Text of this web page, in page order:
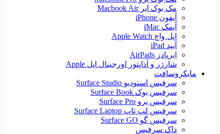
مک بوک ایر Macbook Air
آیفون iPhone
آیمک iMac
اپل واچ Apple Watch
آیپد iPad
ایرپادز AirPads
شارژر و آداپتور اورجینال اپل Apple
مایکروسافت
سرفیس استودیو Surface Studio
سرفیس بوک Surface Book
سرفیس پرو Surface Pro
سرفیس لپ تاپ Surface Laptop
سرفیس گو Surface GO
داک سرفیس